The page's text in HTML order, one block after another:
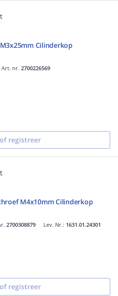
Cilinderkop
Art. nr. 2700226569
registreer
M4x10mm Cilinderkop
2700308879 Lev. Nr.: 1631.01.24301
registreer